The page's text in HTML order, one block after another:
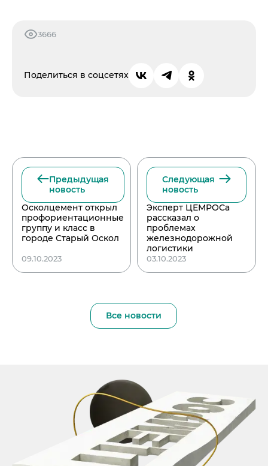
3666
Поделиться в соцсетях
Предыдущая
новость
Осколцемент открыл
профориентационные
группу и класс в
городе Старый Оскол
09.10.2023
Следующая
новость
Эксперт ЦЕМРОСа
рассказал о
проблемах
железнодорожной
логистики
03.10.2023
Все новости